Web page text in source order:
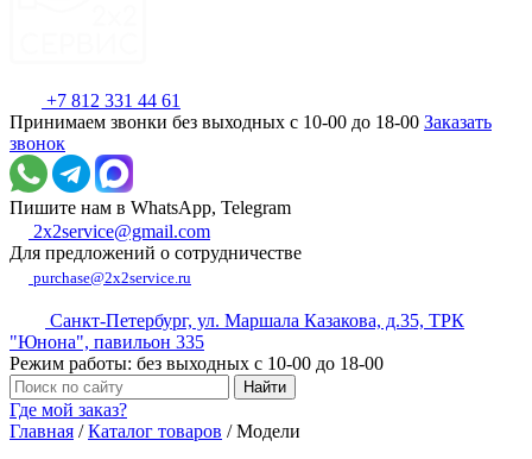
+7 812 331 44 61
Принимаем звонки без выходных с 10-00 до 18-00 Заказать
звонок
Пишите нам в WhatsApp, Telegram
2x2service@gmail.com
Для предложений о сотрудничестве
purchase@2x2service.ru
Санкт-Петербург, ул. Маршала Казакова, д.35, ТРК
"Юнона", павильон 335
Режим работы: без выходных с 10-00 до 18-00
Где мой заказ?
Главная /Каталог товаров /Модели